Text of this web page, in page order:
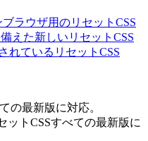
ブラウザ用のリセットCSS
えた新しいリセットCSS
れているリセットCSS
の最新版に対応。
ットCSSすべての最新版に